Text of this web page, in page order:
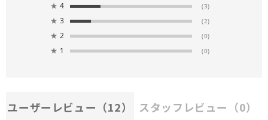
★ 4 (3)
★ 3 (2)
★ 2 (0)
★ 1 (0)
ユーザーレビュー （12） スタッフレビュー （0）